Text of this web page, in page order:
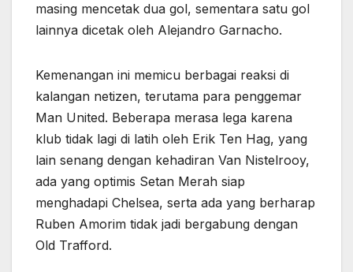
masing mencetak dua gol, sementara satu gol
lainnya dicetak oleh Alejandro Garnacho.
Kemenangan ini memicu berbagai reaksi di
kalangan netizen, terutama para penggemar
Man United. Beberapa merasa lega karena
klub tidak lagi di latih oleh Erik Ten Hag, yang
lain senang dengan kehadiran Van Nistelrooy,
ada yang optimis Setan Merah siap
menghadapi Chelsea, serta ada yang berharap
Ruben Amorim tidak jadi bergabung dengan
Old Trafford.